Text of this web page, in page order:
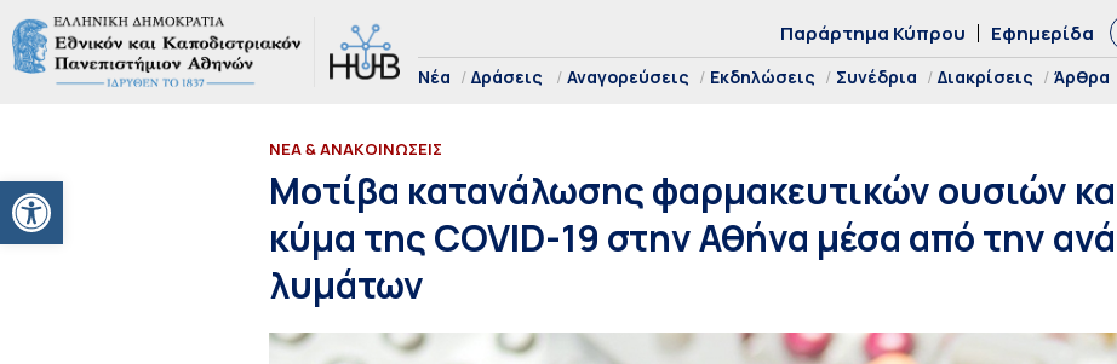
Ανοίξτε τη γραμμή εργαλείων
Παράρτημα Κύπρου Εφημερίδα
Νέα Δράσεις Αναγορεύσεις Εκδηλώσεις Συνέδρια Διακρίσεις Άρθρα
ΝΕΑ & ΑΝΑΚΟΙΝΩΣΕΙΣ
Μοτίβα κατανάλωσης φαρμακευτικών ουσιών
κύμα της COVID-19 στην Αθήνα μέσα από την
λυμάτων